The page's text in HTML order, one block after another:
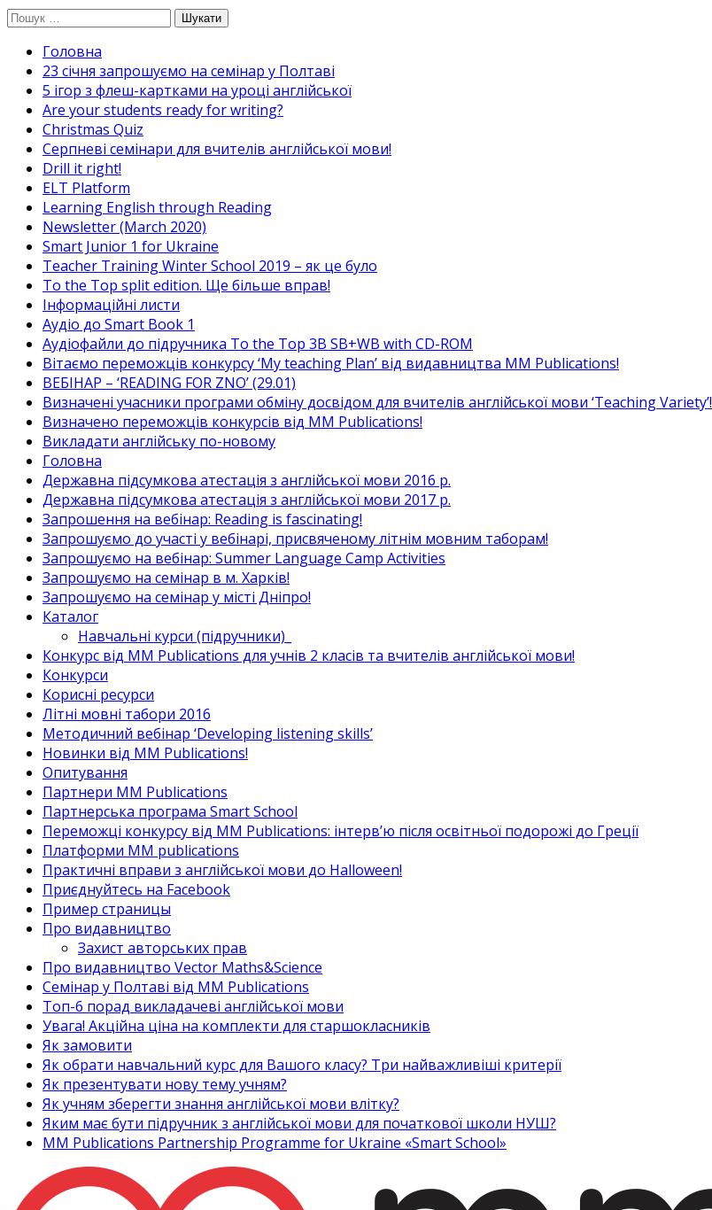
Перейти
вмісту
Пошук:
Головна
23 січня запрошуємо на семінар у Полтаві
5 ігор з флеш-картками на уроці англійської
Are your students ready for writing?
Christmas Quiz
Cерпневі семінари для вчителів англійської мови!
Drill it right!
ELT Platform
Learning English through Reading
Newsletter (March 2020)
Smart Junior 1 for Ukraine
Teacher Training Winter School 2019 – як це було
To the Top split edition. Ще більше вправ!
Інформаційні листи
Аудіо до Smart Book 1
Аудіофайли до підручника To the Top 3B SB+WB with CD-ROM
Вітаємо переможців конкурсу ‘My teaching Plan’ від видавництва MM Publications!
ВЕБІНАР – ‘READING FOR ZNO’ (29.01)
Визначені учасники програми обміну досвідом для вчителів англійської мови ‘Teaching Variety’!
Визначено переможців конкурсів від MM Publications!
Викладати англійську по-новому
Головна
Державна підсумкова атестація з англійської мови 2016 р.
Державна підсумкова атестація з англійської мови 2017 р.
Запрошення на вебінар: Reading is fascinating!
Запрошуємо до участі у вебінарі, присвяченому літнім мовним таборам!
Запрошуємо на вебінар: Summer Language Camp Activities
Запрошуємо на семінар в м. Харків!
Запрошуємо на семінар у місті Дніпро!
Каталог
Навчальні курси (підручники)_
Конкурс від MM Publications для учнів 2 класів та вчителів англійської мови!
Конкурси
Корисні ресурси
Літні мовні табори 2016
Методичний вебінар ‘Developing listening skills’
Новинки від MM Publications!
Опитування
Партнери MM Publications
Партнерська програма Smart School
Переможці конкурсу від MM Publications: інтерв’ю після освітньої подорожі до Греції
Платформи MM publications
Практичні вправи з англійської мови до Halloween!
Приєднуйтесь на Facebook
Пример страницы
Про видавництво
Захист авторських прав
Про видавництво Vector Maths&Science
Семінар у Полтаві від MM Publications
Топ-6 порад викладачеві англійської мови
Увага! Акційна ціна на комплекти для старшокласників
Як замовити
Як обрати навчальний курс для Вашого класу? Три найважливіші критерії
Як презентувати нову тему учням?
Як учням зберегти знання англійської мови влітку?
Яким має бути підручник з англійської мови для початкової школи НУШ?
MM Publications Partnership Programme for Ukraine «Smart School»